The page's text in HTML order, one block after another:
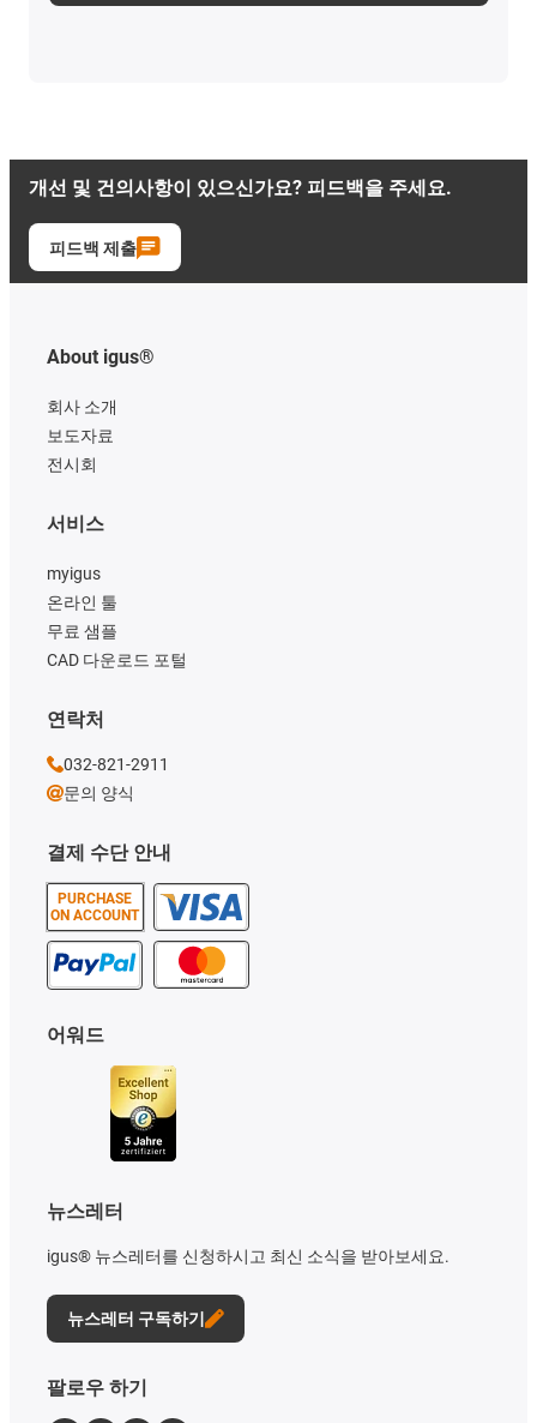
개선 및 건의사항이 있으신가요? 피드백을 주세요.
피드백 제출
About igus®
회사 소개
보도자료
전시회
결제 수단 안내
PURCHASE
ON ACCOUNT
서비스
myigus
온라인 툴
무료 샘플
CAD 다운로드 포털
어워드
뉴스레터
igus® 뉴스레터를 신청하시고 최신 소식을 받아보세요.
뉴스레터 구독하기
연락처
032-821-2911
문의 양식
팔로우 하기